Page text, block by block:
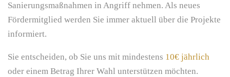
Sanierungsmaßnahmen in Angriff nehmen. Als neues
Fördermitglied werden Sie immer aktuell über die Projekte
informiert.
Sie entscheiden, ob Sie uns mit mindestens 10€ jährlich
oder einem Betrag Ihrer Wahl unterstützen möchten.